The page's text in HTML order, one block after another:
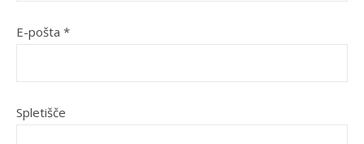
E-pošta *
Spletišče